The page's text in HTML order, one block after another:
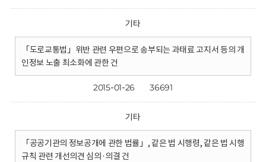
기타
「도로교통법」위반 관련 우편으로 송부되는 과태료 고지서 등의 개
인정보 노출 최소화에 관한 건
2015-01-26 36691
기타
「공공기관의 정보공개에 관한 법률」, 같은 법 시행령, 같은 법 시행
규칙 관련 개선의견 심의·의결 건